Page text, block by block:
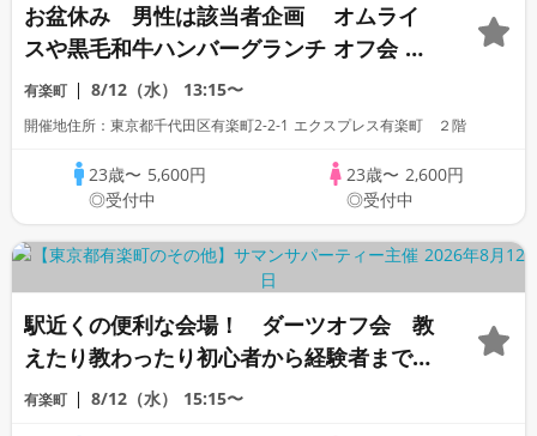
お盆休み 男性は該当者企画 オムライ
スや黒毛和牛ハンバーグランチ オフ会 .
夏祭り 「高身長」「一部上場企業」
「大手企業」「公務員」「1名参加歓迎」
有楽町 8/12（水） 13:15〜
開催地住所：東京都千代田区有楽町2-2-1 エクスプレス有楽町 ２階
23歳〜 5,600円
◎受付中
23歳〜 2,600円
◎受付中
駅近くの便利な会場！ ダーツオフ会 教
えたり教わったり初心者から経験者まで！
お盆「高身長」「一部上場企業」「大手企
有楽町 8/12（水） 15:15〜